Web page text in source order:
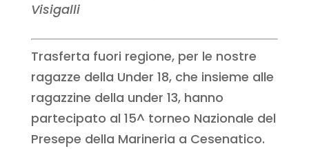
Visigalli
Trasferta fuori regione, per le nostre
ragazze della Under 18, che insieme alle
ragazzine della under 13, hanno
partecipato al 15^ torneo Nazionale del
Presepe della Marineria a Cesenatico.